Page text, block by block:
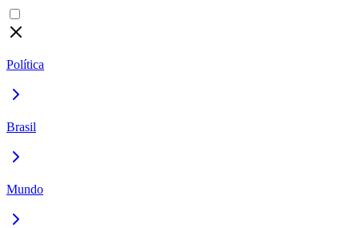
Política
Brasil
Mundo